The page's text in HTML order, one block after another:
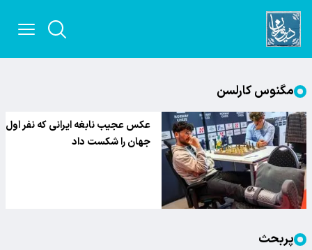
مگنوس کارلسن
عکس عجیب نابغه ایرانی که نفر اول
جهان را شکست داد
پربحث